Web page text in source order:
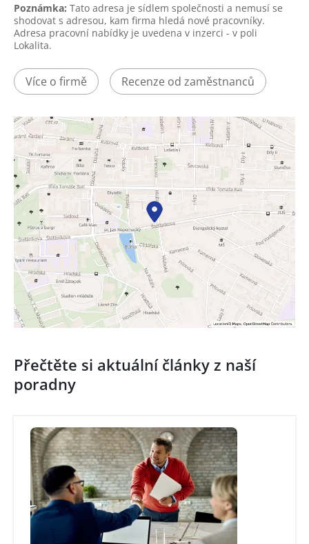
Poznámka: Tato adresa je sídlem společnosti a nemusí se
shodovat s adresou, kam firma hledá nové pracovníky.
Adresa pracovní nabídky je uvedena v inzerci - v poli
Lokalita.
Více o firmě Recenze od zaměstnanců
Přečtěte si aktuální články z naší
poradny